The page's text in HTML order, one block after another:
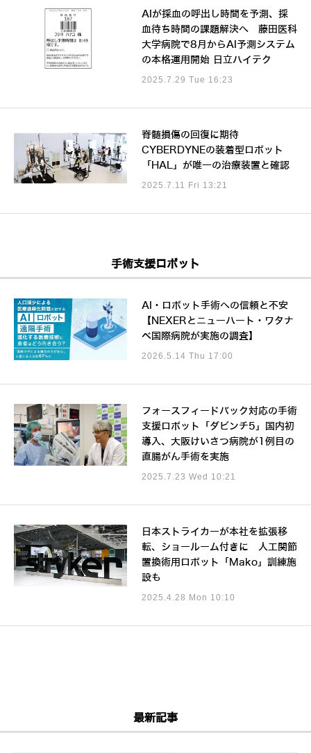
AIが採血の呼出し時間を予測、採
血待ち時間の課題解決へ 藤田医科
大学病院で8月からAI予測システム
の本格運用開始 日立ハイテク
2025.7.29 Tue 16:23
脊髄損傷の回復に期待
CYBERDYNEの装着型ロボット
「HAL」が唯一の治療装置と確認
2025.7.11 Fri 13:21
手術支援ロボット
AI・ロボット手術への信頼と不安
【NEXERとニューハート・ワタナ
ベ国際病院が実施の調査】
2026.5.14 Thu 17:00
フォースフィードバック対応の手術
支援ロボット「ダビンチ5」国内初
導入、大阪けいさつ病院が1例目の
直腸がん手術を実施
2025.7.23 Wed 10:21
日本ストライカーが本社を拡張移
転、ショールーム付きに 人工関節
置換術用ロボット「Mako」訓練施
設も
2025.4.28 Mon 10:10
最新記事